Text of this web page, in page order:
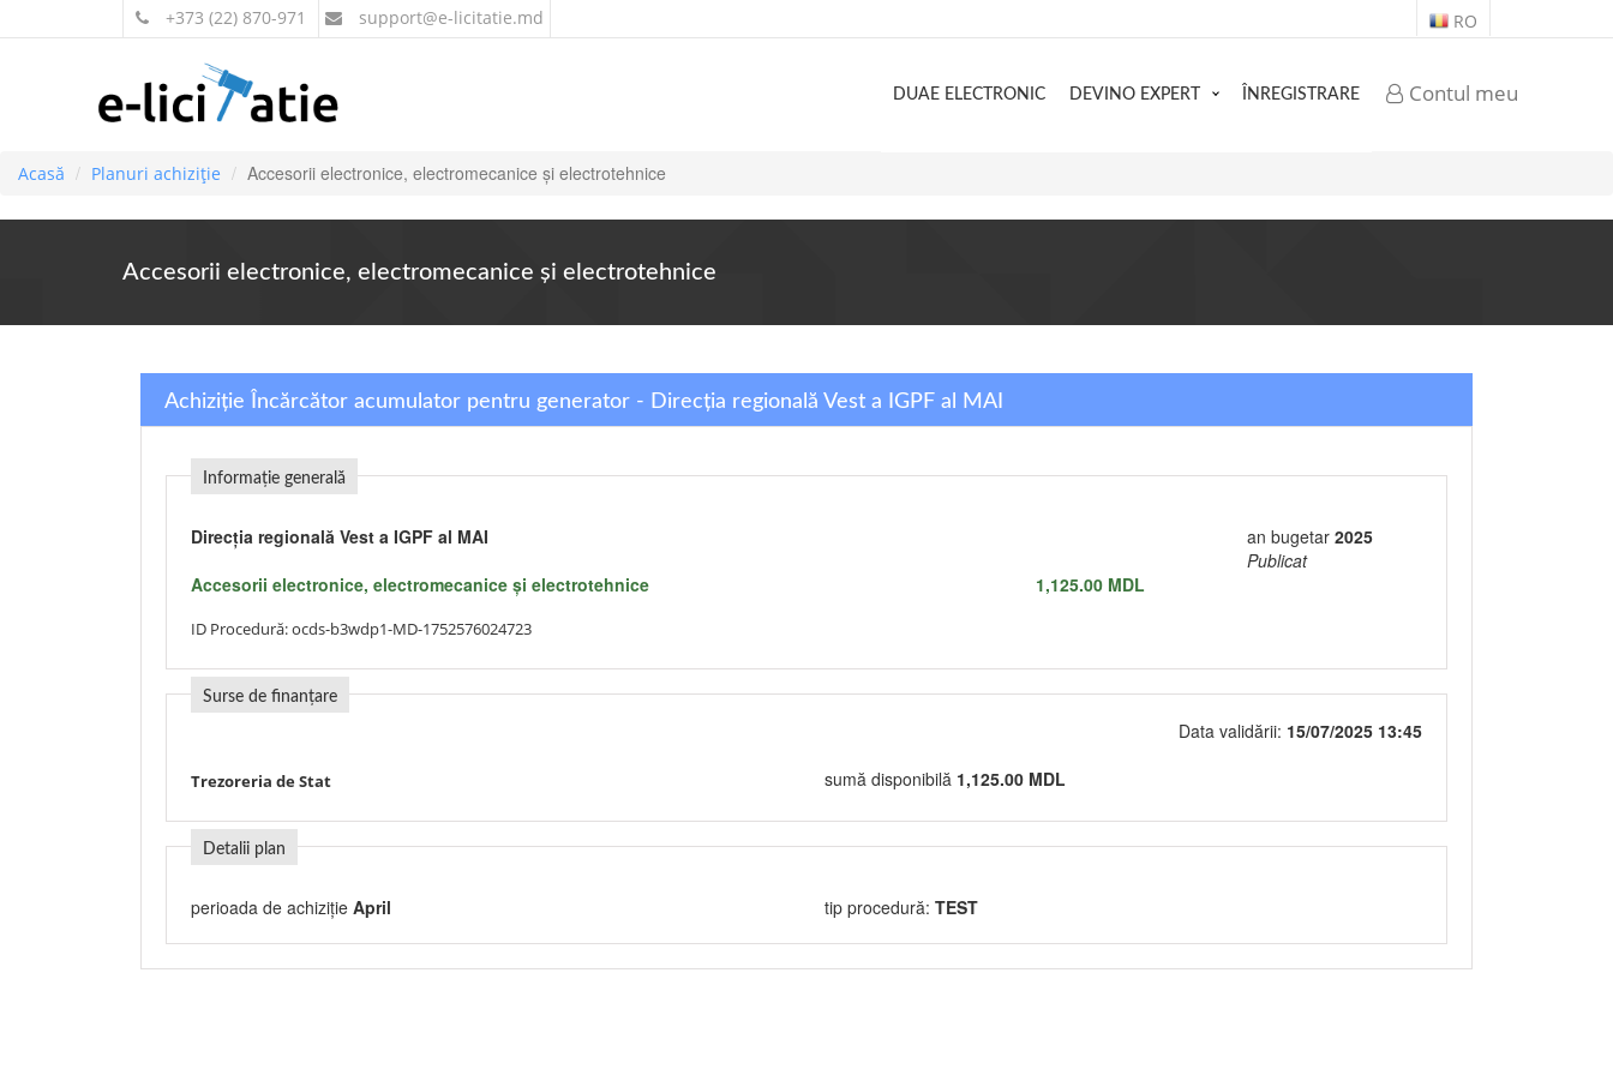
+373 (22) 870-971 support@e-licitatie.md RO
Contul meu
DUAE ELECTRONIC DEVINO EXPERT ÎNREGISTRARE
Acasă Planuri achiziție Accesorii electronice, electromecanice şi electrotehnice
Accesorii electronice, electromecanice şi electrotehnice
Achiziție Încărcător acumulator pentru generator - Direcția regională Vest a IGPF al MAI
Informație generală
Direcția regională Vest a IGPF al MAI an bugetar 2025
Publicat
Accesorii electronice, electromecanice şi electrotehnice
1,125.00 MDL
ID Procedură:ocds-b3wdp1-MD-1752576024723
Surse de finanțare
Data validării: 15/07/2025 13:45
Trezoreria de Stat sumă disponibilă 1,125.00 MDL
Detalii plan
perioada de achiziție April tip procedură: TEST